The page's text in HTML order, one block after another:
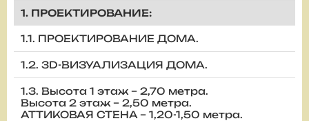
1. ПРОЕКТИРОВАНИЕ:
1.1. ПРОЕКТИРОВАНИЕ ДОМА.
1.2. 3D-ВИЗУАЛИЗАЦИЯ ДОМА.
1.3. Высота 1 этаж – 2,70 метра.
Высота 2 этаж – 2,50 метра.
АТТИКОВАЯ СТЕНА – 1,20-1,50 метра.